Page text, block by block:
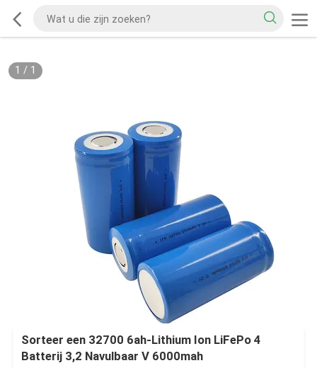
1 / 1
Sorteer een 32700 6ah-Lithium Ion LiFePo 4
Batterij 3,2 Navulbaar V 6000mah